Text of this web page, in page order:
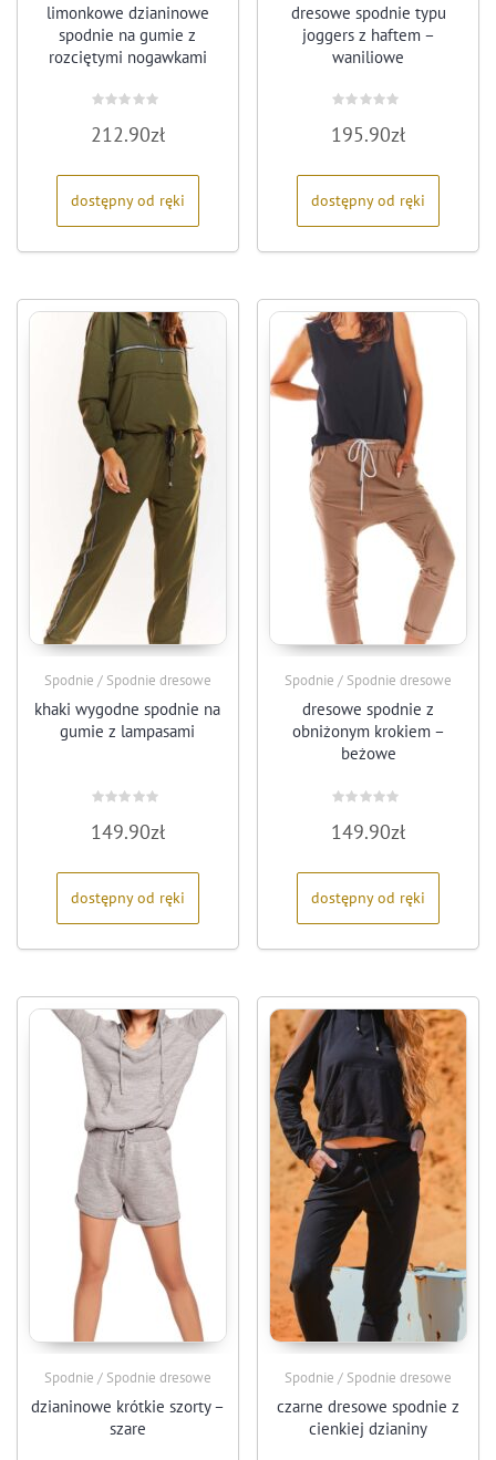
limonkowe dzianinowe
spodnie na gumie z
rozciętymi nogawkami
0
na
212.90zł
dostępny od ręki
dresowe spodnie typu
joggers z haftem –
waniliowe
0
na
195.90zł
dostępny od ręki
Spodnie / Spodnie dresowe
khaki wygodne spodnie na
gumie z lampasami
0
na
149.90zł
dostępny od ręki
Spodnie / Spodnie dresowe
dresowe spodnie z
obniżonym krokiem –
beżowe
0
na
149.90zł
dostępny od ręki
Spodnie / Spodnie dresowe
dzianinowe krótkie szorty –
szare
Spodnie / Spodnie dresowe
czarne dresowe spodnie z
cienkiej dzianiny